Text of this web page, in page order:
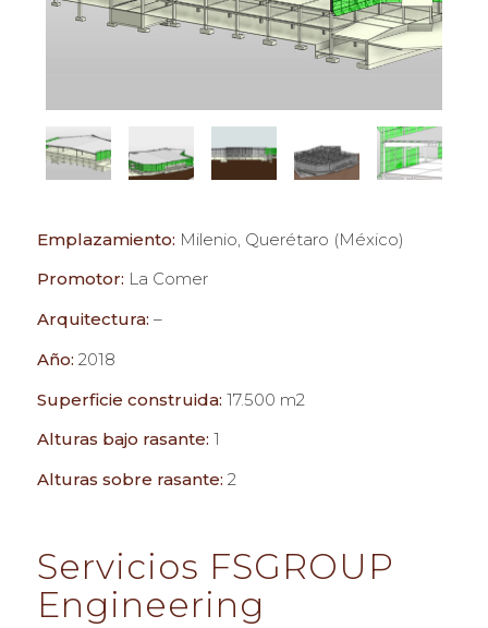
Emplazamiento: Milenio, Querétaro (México)
Promotor: La Comer
Arquitectura: –
Año: 2018
Superficie construida: 17.500 m2
Alturas bajo rasante: 1
Alturas sobre rasante: 2
Servicios FSGROUP
Engineering